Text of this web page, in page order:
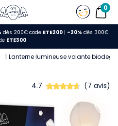
0
dès 200€ code ETE200| -20% dès 300€
ETE300
Lanterne lumineuse volante
4.7 (7 avis)